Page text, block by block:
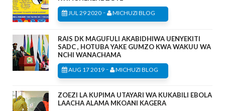
JUL 29 2020 - MICHUZI BLOG
RAIS DK MAGUFULI AKABIDHIWA UENYEKITI
SADC , HOTUBA YAKE GUMZO KWA WAKUU WA
NCHI WANACHAMA
AUG 17 2019 - MICHUZI BLOG
ZOEZI LA KUPIMA UTAYARI WA KUKABILI EBOLA
LAACHA ALAMA MKOANI KAGERA